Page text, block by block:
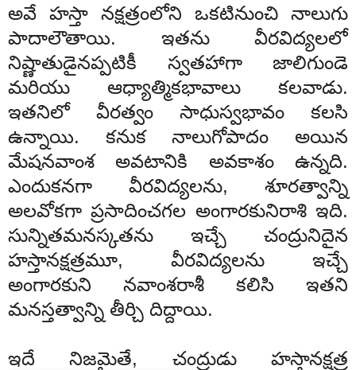
అవే హస్తా నక్షత్రంలోని ఒకటినుంచి నాలుగు
పాదాలౌతాయి. ఇతను వీరవిద్యలలో
నిష్ణాతుడైనప్పటికీ స్వతహాగా జాలిగుండె
మరియు
ఆధ్యాత్మికభావాలు కలవాడు.
ఇతనిలో వీరత్వం సాధుస్వభావం
కలసి
ఉన్నాయి. కనుకనాలుగోపాదం
అయిన
మేషనవాంశ అవటానికి అవకాశం ఉన్నది.
ఎందుకనగా
వీరవిద్యలను, శూరత్వాన్ని
అలవోకగాప్రసాదించగల అంగారకునిరాశి ఇది.
సున్నితమనస్కతను ఇచ్చే
చంద్రునిదైన
హస్తానక్షత్రమూ, వీరవిద్యలను
ఇచ్చే
అంగారకుని
నవాంశరాశీ కలిసి
ఇతని
మనస్తత్వాన్ని తీర్చి దిద్దాయి.
ఇదే నిజమైతే, చంద్రుడు
హస్తానక్షత్ర